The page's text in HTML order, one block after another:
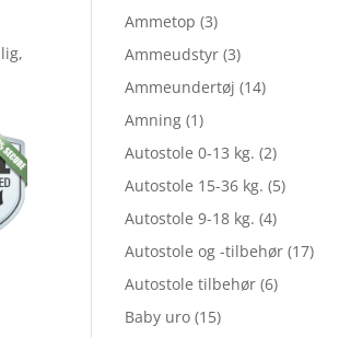
Ammetop (3)
Ammeudstyr (3)
Ammeundertøj (14)
Amning (1)
Autostole 0-13 kg. (2)
Autostole 15-36 kg. (5)
Autostole 9-18 kg. (4)
Autostole og -tilbehør (17)
Autostole tilbehør (6)
Baby uro (15)